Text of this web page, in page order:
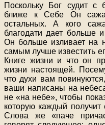
Поскольку Бог судит с
ближе к Себе Он
остальных. А кого
благодати дает больше
Он больше изливает на
самым лучше известить
Книге жизни и что он
жизни настоящей.
что духи вам
ваши написаны на
не «на небе», чтобы
которую каждый получит
Слова же «паче